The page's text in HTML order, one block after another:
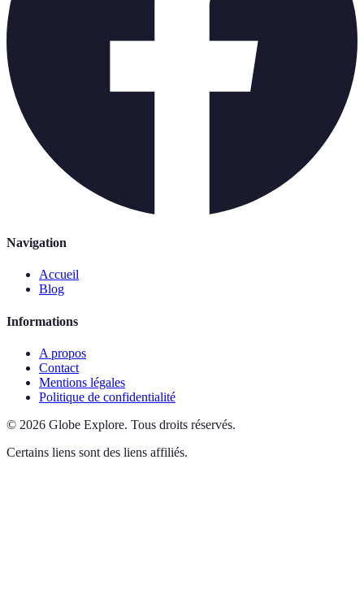
Navigation
Accueil
Blog
Informations
A propos
Contact
Mentions légales
Politique de confidentialité
© 2026 Globe Explore. Tous droits réservés.
Certains liens sont des liens affiliés.